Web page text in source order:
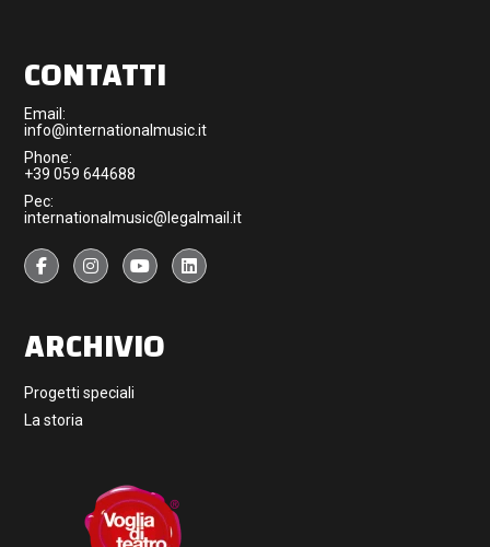
CONTATTI
Email:
info@internationalmusic.it
Phone:
+39 059 644688
Pec:
internationalmusic@legalmail.it
ARCHIVIO
Progetti speciali
La storia